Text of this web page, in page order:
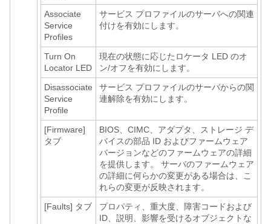
Associate
Service
Profiles
サービス プロファイルのサーバへの関連
付けを有効にします。
Turn On
Locator LED
現在の状態に応じたロケータ LED のオ
ン/オフを有効にします。
Disassociate
Service
Profile
サービス プロファイルのサーバからの関
連解除を有効にします。
[Firmware]
タブ
BIOS、CIMC、アダプタ、ストレージ デ
バイスの部品 ID およびファームウェア
バージョンなどのファームウェアの詳細
を提供します。 サーバのファームウェア
の詳細に何らかの変更がある場合は、こ
れらの変更が反映されます。
[Faults] タブ
プロパティ、重大度、障害コードおよび
ID、説明、影響を受けるオブジェクトな